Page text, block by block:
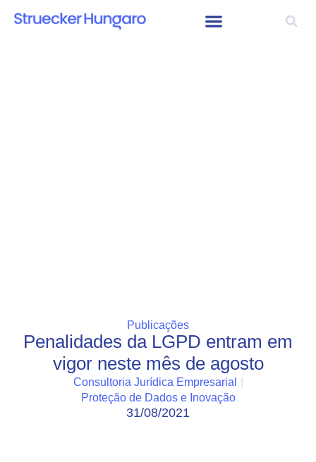
Publicações
Penalidades da LGPD entram em
vigor neste mês de agosto
Consultoria Jurídica Empresarial
Proteção de Dados e Inovação
31/08/2021